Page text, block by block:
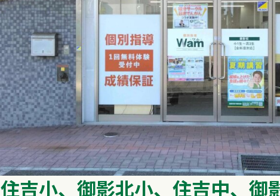
住吉小、御影北小、住吉中、御